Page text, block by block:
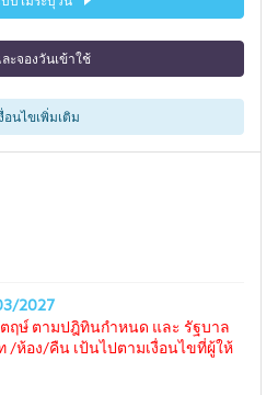
ะจองวันเข้าใช้
อนไขเพิ่มเติม
2027
ฤษ์ ตามปฎิทินกำหนด และ รัฐบาล
/ห้อง/คืน เป้นไปตามเงื่อนไขที่ผู้ให้